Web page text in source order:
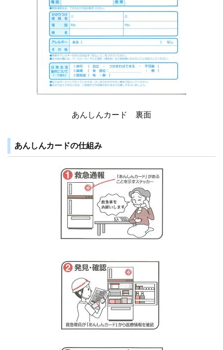
あんしんカード 裏面
あんしんカードの仕組み